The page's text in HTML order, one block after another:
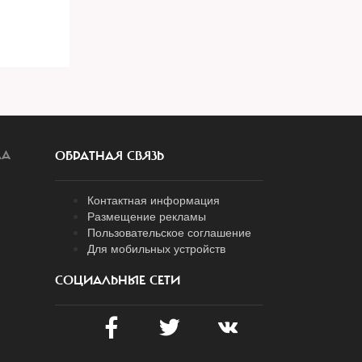
ОБРАТНАЯ СВЯЗЬ
Контактная информация
Размещение рекламы
Пользовательское соглашение
Для мобильных устройств
СОЦИАЛЬНЫЕ СЕТИ